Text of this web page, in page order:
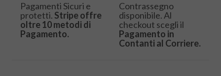
Pagamenti Sicuri e
protetti. Stripe offre
oltre 10 metodi di
Pagamento.
Contrassegno
disponibile. Al
checkout scegli il
Pagamento in
Contanti al Corriere.